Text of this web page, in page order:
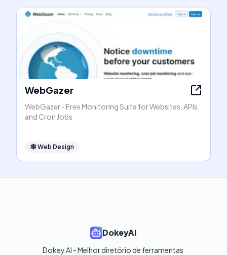
WebGazer
WebGazer - Free Monitoring Suite for Websites, APIs,
and Cron Jobs
🕸Web Design
DokeyAI
Dokey AI - Melhor diretório de ferramentas